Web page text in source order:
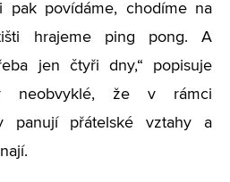
pak povídáme, chodíme na
hrajeme ping pong. A
jen čtyři dny,“ popisuje
neobvyklé, že v rámci
panují přátelské vztahy a